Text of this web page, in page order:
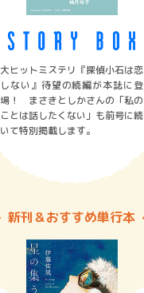
大ヒットミステリ『探偵小石は恋
しない』待望の続編が本誌に登
場！ まさきとしかさんの「私の
ことは話したくない」も前号に続
いて特別掲載します。
新刊＆おすすめ単行本